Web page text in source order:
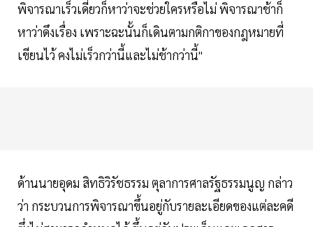
พิจารณาเร็วเดี๋ยวก็หาว่าจะช่วยใครหรือไม่ พิจารณาช้าก็
หาว่าดึงเรื่อง เพราะฉะนั้นก็เดินตามกติกาของกฎหมายที่
เขียนไว้ คงไม่เร็วกว่านี้และไม่ช้ากว่านี้"
ด้านนายอุดม สิทธิวิรัชธรรม ตุลาการศาลรัฐธรรมนูญ กล่าว
ว่า กระบวนการพิจารณาขึ้นอยู่กับรายละเอียดของแต่ละคดี